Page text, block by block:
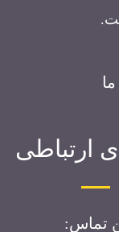
ارتباطی
تماس: